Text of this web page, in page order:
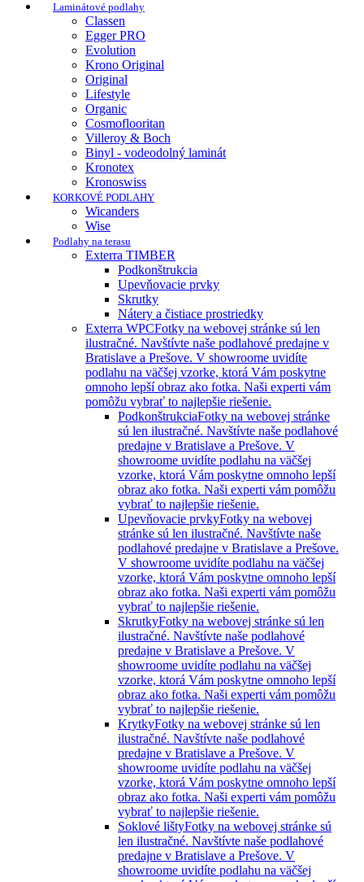
Laminátové podlahy
Classen
Egger PRO
Evolution
Krono Original
Original
Lifestyle
Organic
Cosmoflooritan
Villeroy & Boch
Binyl - vodeodolný laminát
Kronotex
Kronoswiss
KORKOVÉ PODLAHY
Wicanders
Wise
Podlahy na terasu
Exterra TIMBER
Podkonštrukcia
Upevňovacie prvky
Skrutky
Nátery a čistiace prostriedky
Exterra WPCFotky na webovej stránke sú len
ilustračné. Navštívte naše podlahové predajne v
Bratislave a Prešove. V showroome uvidíte
podlahu na väčšej vzorke, ktorá Vám poskytne
omnoho lepší obraz ako fotka. Naši experti vám
pomôžu vybrať to najlepšie riešenie.
PodkonštrukciaFotky na webovej stránke
sú len ilustračné. Navštívte naše podlahové
predajne v Bratislave a Prešove. V
showroome uvidíte podlahu na väčšej
vzorke, ktorá Vám poskytne omnoho lepší
obraz ako fotka. Naši experti vám pomôžu
vybrať to najlepšie riešenie.
Upevňovacie prvkyFotky na webovej
stránke sú len ilustračné. Navštívte naše
podlahové predajne v Bratislave a Prešove.
V showroome uvidíte podlahu na väčšej
vzorke, ktorá Vám poskytne omnoho lepší
obraz ako fotka. Naši experti vám pomôžu
vybrať to najlepšie riešenie.
SkrutkyFotky na webovej stránke sú len
ilustračné. Navštívte naše podlahové
predajne v Bratislave a Prešove. V
showroome uvidíte podlahu na väčšej
vzorke, ktorá Vám poskytne omnoho lepší
obraz ako fotka. Naši experti vám pomôžu
vybrať to najlepšie riešenie.
KrytkyFotky na webovej stránke sú len
ilustračné. Navštívte naše podlahové
predajne v Bratislave a Prešove. V
showroome uvidíte podlahu na väčšej
vzorke, ktorá Vám poskytne omnoho lepší
obraz ako fotka. Naši experti vám pomôžu
vybrať to najlepšie riešenie.
Soklové lištyFotky na webovej stránke sú
len ilustračné. Navštívte naše podlahové
predajne v Bratislave a Prešove. V
showroome uvidíte podlahu na väčšej